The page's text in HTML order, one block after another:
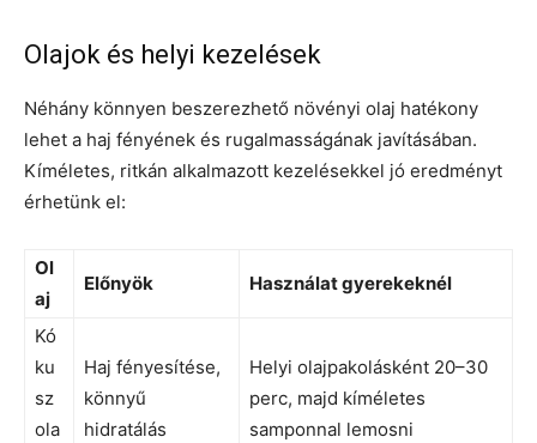
Olajok és helyi kezelések
Néhány könnyen beszerezhető növényi olaj hatékony
lehet a haj fényének és rugalmasságának javításában.
Kíméletes, ritkán alkalmazott kezelésekkel jó eredményt
érhetünk el:
Ol
aj
Előnyök Használat gyerekeknél
Kó
ku
sz
ola
Haj fényesítése,
könnyű
hidratálás
Helyi olajpakolásként 20–30
perc, majd kíméletes
samponnal lemosni